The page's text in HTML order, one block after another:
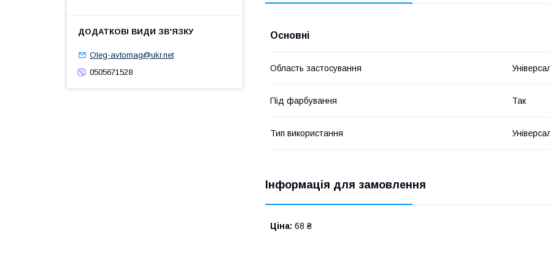
Основні
Область застосування
Під фарбування Так
Тип використання
Інформація для замовлення
Ціна: 68 ₴
Oleg-avtomag@ukr.net
0505671528